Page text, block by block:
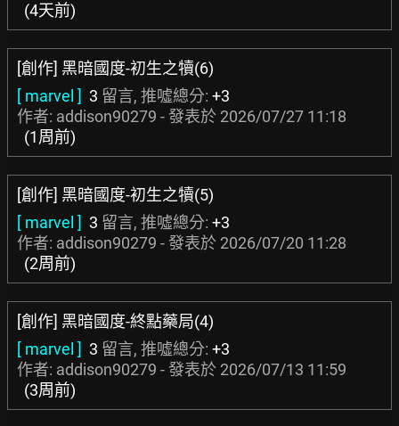
(4天前)
[創作] 黑暗國度-初生之犢(6)
[ marvel ] 3 留言, 推噓總分: +3
作者: addison90279 - 發表於 2026/07/27 11:18
(1周前)
[創作] 黑暗國度-初生之犢(5)
[ marvel ] 3 留言, 推噓總分: +3
作者: addison90279 - 發表於 2026/07/20 11:28
(2周前)
[創作] 黑暗國度-終點藥局(4)
[ marvel ] 3 留言, 推噓總分: +3
作者: addison90279 - 發表於 2026/07/13 11:59
(3周前)